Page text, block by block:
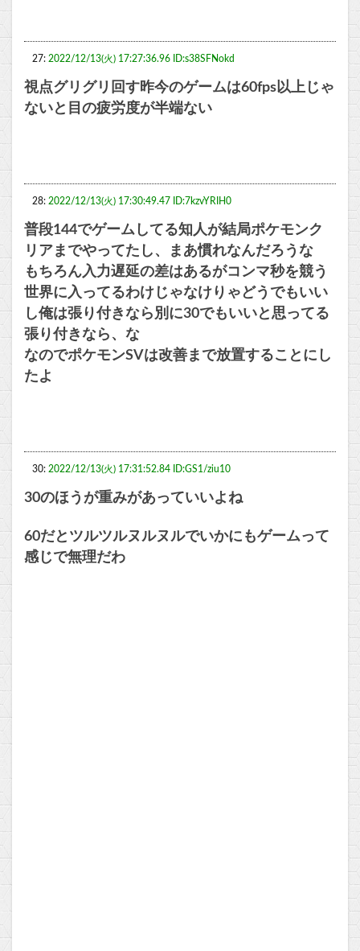
27: 2022/12/13(火) 17:27:36.96 ID:s38SFNokd
視点グリグリ回す昨今のゲームは60fps以上じゃ
ないと目の疲労度が半端ない
28: 2022/12/13(火) 17:30:49.47 ID:7kzvYRIH0
普段144でゲームしてる知人が結局ポケモンク
リアまでやってたし、まあ慣れなんだろうな
もちろん入力遅延の差はあるがコンマ秒を競う
世界に入ってるわけじゃなけりゃどうでもいい
し俺は張り付きなら別に30でもいいと思ってる
張り付きなら、な
なのでポケモンSVは改善まで放置することにし
たよ
30: 2022/12/13(火) 17:31:52.84 ID:GS1/ziu10
30のほうが重みがあっていいよね
60だとツルツルヌルヌルでいかにもゲームって
感じで無理だわ